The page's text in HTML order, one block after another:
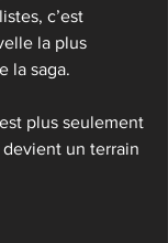
c’est
la plus
la saga.
plus seulement
un terrain